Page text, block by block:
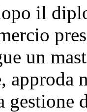
il
un